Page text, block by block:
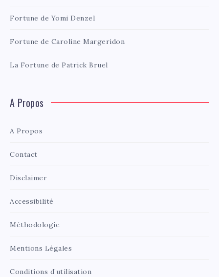
Fortune de Yomi Denzel
Fortune de Caroline Margeridon
La Fortune de Patrick Bruel
A Propos
A Propos
Contact
Disclaimer
Accessibilité
Méthodologie
Mentions Légales
Conditions d’utilisation